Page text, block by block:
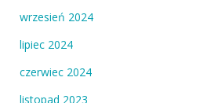
wrzesień 2024
lipiec 2024
czerwiec 2024
listopad 2023